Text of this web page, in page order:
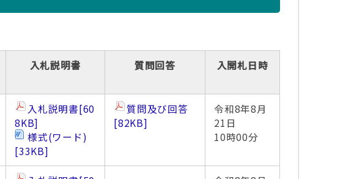
入札説明書 質問回答 入開札日時
入札説明書[60
8KB]
様式(ワード)
[33KB]
質問及び回答
[82KB]
令和8年8月
21日
10時00分